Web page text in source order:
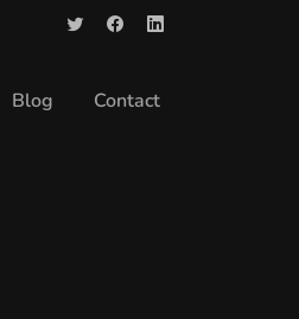
Blog Contact